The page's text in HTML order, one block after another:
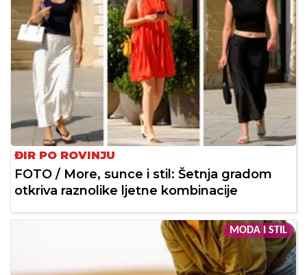
ĐIR PO ROVINJU
FOTO / More, sunce i stil: Šetnja gradom
otkriva raznolike ljetne kombinacije
MODA I STIL